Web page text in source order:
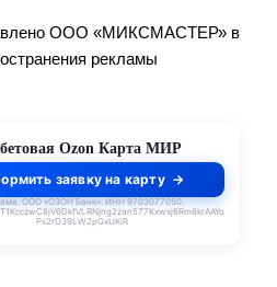
ООО «МИКСМАСТЕР» в
рекламы
Кредитная Ozon Карта
заявку на карту
ООО «ОЗОН Банк». ИНН 9703077050.
Px2rD39LW2pGxUKiR